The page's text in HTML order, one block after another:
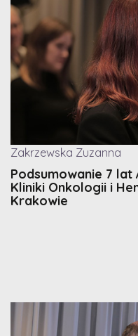
Zakrzewska Zuzanna
Podsumowanie 7
Kliniki Onkologii i
Krakowie